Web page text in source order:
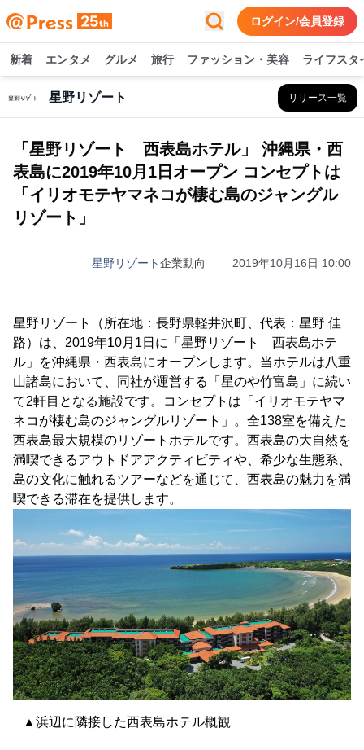
ログイン/会員登録
新着 エンタメ グルメ 旅行 ファッション・美容 ライフスタ
星野リゾート リリース一覧
「星野リゾート 西表島ホテル」 沖縄県・西
表島に2019年10月1日オープン コンセプトは
「イリオモテヤマネコが棲む島のジャングル
リゾート」
星野リゾート企業動向 2019年10月16日 10:00
星野リゾート（所在地：長野県軽井沢町、代表：星野 佳
路）は、2019年10月1日に「星野リゾート 西表島ホテ
ル」を沖縄県・西表島にオープンします。当ホテルは八重
山諸島において、同社が運営する「星のや竹富島」に続い
て2軒目となる施設です。コンセプトは「イリオモテヤマ
ネコが棲む島のジャングルリゾート」。全138室を備えた
西表島最大規模のリゾートホテルです。西表島の大自然を
満喫できるアウトドアアクティビティや、希少な生態系、
島の文化に触れるツアーなどを通じて、西表島の魅力を満
喫できる滞在を提供します。
▲浜辺に隣接した西表島ホテル概観